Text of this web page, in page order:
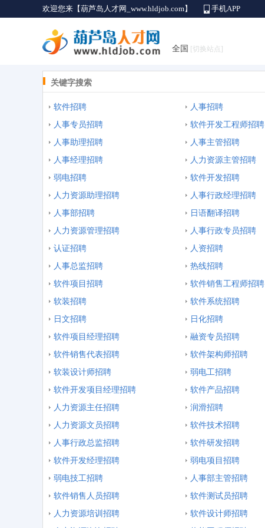
欢迎您来【葫芦岛人才网_www.hldjob.com】 手机APP
全国 [切换站点]
关键字搜索
软件招聘 人事招聘
人事专员招聘
软件开发工程师招聘
人事助理招聘
人事主管招聘
人事经理招聘
人力资源主管招聘
弱电招聘
软件开发招聘
人力资源助理招聘
人事行政经理招聘
人事部招聘
日语翻译招聘
人力资源管理招聘
人事行政专员招聘
认证招聘
人资招聘
人事总监招聘
热线招聘
软件项目招聘
软件销售工程师招聘
软装招聘
软件系统招聘
日文招聘
日化招聘
软件项目经理招聘
融资专员招聘
软件销售代表招聘
软件架构师招聘
软装设计师招聘
弱电工招聘
软件开发项目经理招聘
软件产品招聘
人力资源主任招聘
润滑招聘
人力资源文员招聘
软件技术招聘
人事行政总监招聘
软件研发招聘
软件开发经理招聘
弱电项目招聘
弱电技工招聘
人事部主管招聘
软件销售人员招聘
软件测试员招聘
人力资源培训招聘
软件设计师招聘